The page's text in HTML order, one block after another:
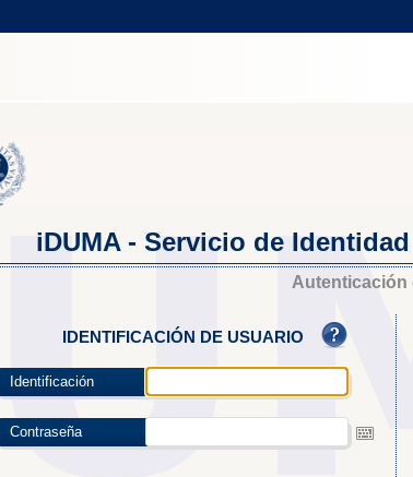
iDUMA - Servicio de
Autenticación
IDENTIFICACIÓN DE USUARIO
Identificación
Contraseña